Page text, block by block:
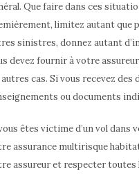
Que faire dans ces
limitez autant que
sinistres, donnez autant
devez fournir à votre
autres cas. Si vous recevez
ou documents
êtes victime d’un vol
assurance multirisque
assureur et respecter toutes